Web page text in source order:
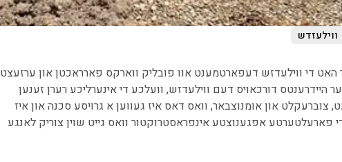
ווילעזדש
די ווילעדזש דעפארטמענט אוו פובליק ווארקס פארראכטן און ערזעצט
היידרענטס דורכאויס דעם ווילעדזש, וועלכע די אינערליכע רערן זענען
צוברעקלט און אומנוצבאר, וואס דאס איז געווען א גרויסע סכנה און איז
פארעלטערטע אפגענוצטע אינפראסטרוקטור וואס גייט שוין צוריק לאנגע